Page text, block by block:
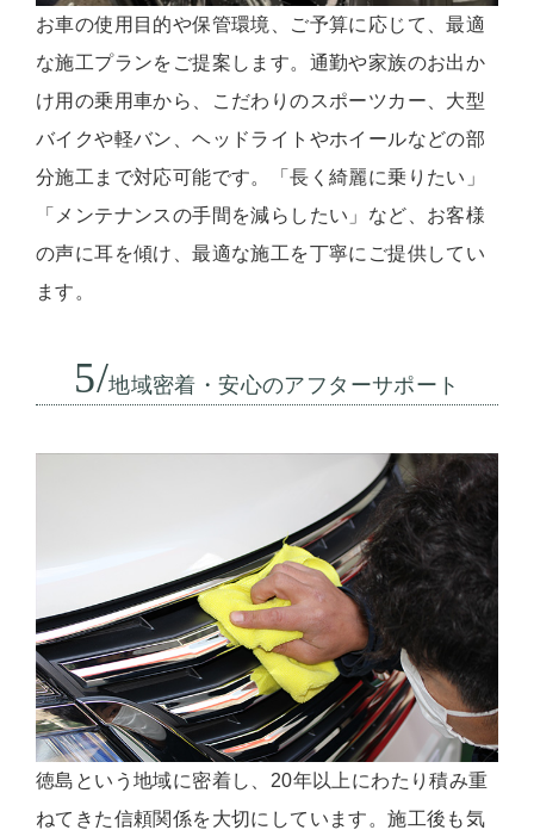
お車の使用目的や保管環境、ご予算に応じて、最適
な施工プランをご提案します。通勤や家族のお出か
け用の乗用車から、こだわりのスポーツカー、大型
バイクや軽バン、ヘッドライトやホイールなどの部
分施工まで対応可能です。「長く綺麗に乗りたい」
「メンテナンスの手間を減らしたい」など、お客様
の声に耳を傾け、最適な施工を丁寧にご提供してい
ます。
5/地域密着・安心のアフターサポート
徳島という地域に密着し、20年以上にわたり積み重
ねてきた信頼関係を大切にしています。施工後も気